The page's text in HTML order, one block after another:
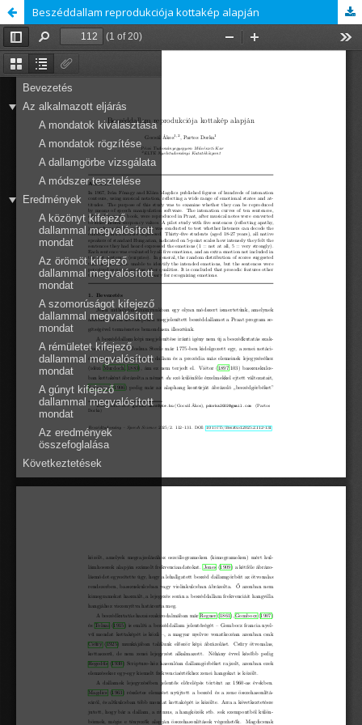
Beszéddallam reprodukciója kottakép alapján